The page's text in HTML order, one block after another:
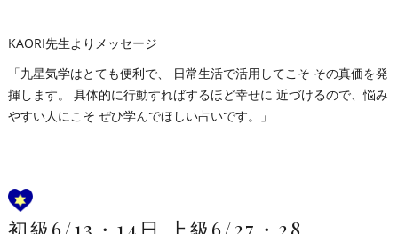
KAORI先生よりメッセージ
「九星気学はとても便利で、 日常生活で活用してこそ その真価を発
揮します。 具体的に行動すればするほど幸せに 近づけるので、悩み
やすい人にこそ ぜひ学んでほしい占いです。」